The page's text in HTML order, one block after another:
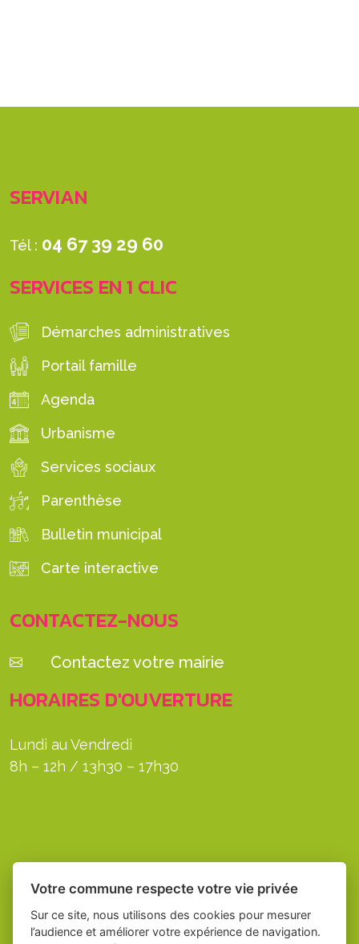
SERVIAN
Tél : 04 67 39 29 60
SERVICES EN 1 CLIC
Démarches administratives
Portail famille
Agenda
Urbanisme
Services sociaux
Parenthèse
Bulletin municipal
Carte interactive
CONTACTEZ-NOUS
Contactez votre mairie
HORAIRES D'OUVERTURE
Lundi au Vendredi
8h – 12h / 13h30 – 17h30
Votre commune respecte votre vie privée
Sur ce site, nous utilisons des cookies pour mesurer
l’audience et améliorer votre expérience de navigation.